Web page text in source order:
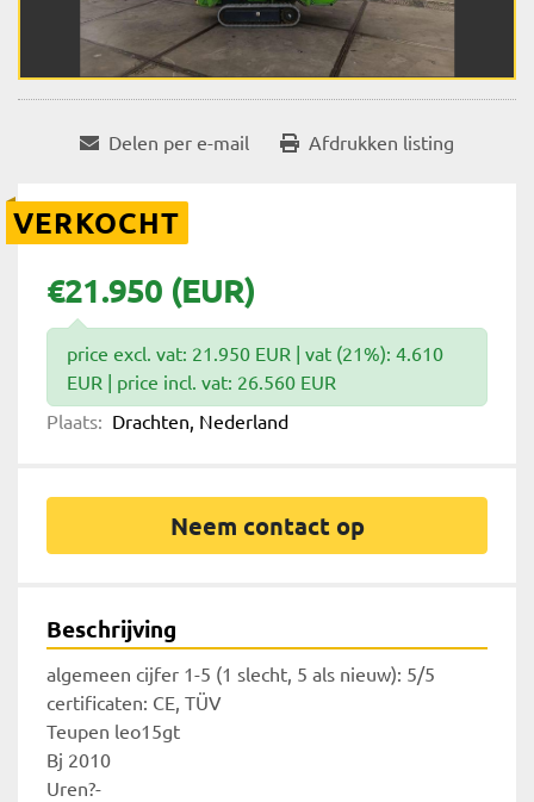
Delen per e-mail Afdrukken listing
VERKOCHT
€21.950 (EUR)
price excl. vat: 21.950 EUR | vat (21%): 4.610
EUR | price incl. vat: 26.560 EUR
Plaats: Drachten, Nederland
Neem contact op
Beschrijving
algemeen cijfer 1-5 (1 slecht, 5 als nieuw): 5/5
certificaten: CE, TÜV
Teupen leo15gt
Bj 2010
Uren?-